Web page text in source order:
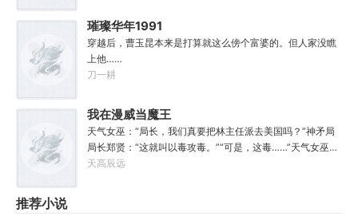
战斗！第二步，恨爹不成钢！多年以后，早已登基为帝的李
象回想起这段时光，总是会感慨。这个家没我，迟早得散！
璀璨华年1991
穿越后，曹玉昆本来是打算就这么傍个富婆的。但人家没瞧
上他……
刀一耕
我在漫威当魔王
天气女巫：“局长，我们真要把林主任派去美国吗？”神矛局
局长郑贤：“这就叫以毒攻毒。”“可是，这毒……”天气女巫心
有余悸：“也太猛了吧？”“是啊，阿迈瑞肯的人民……”郑贤憋
天高辰远
推荐小说